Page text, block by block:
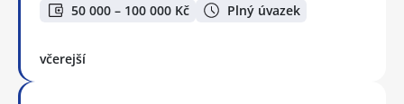
50 000 – 100 000 Kč Plný úvazek
včerejší